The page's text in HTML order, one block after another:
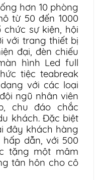
hơn 10 phòng
từ 50 đến 1000
sự kiện, hội
với trang thiết bị
đại, đèn chiếu
hình Led full
tiệc teabreak
với các loại
đội ngũ nhân viên
chu đáo chắc
khách. Đặc biệt
đây khách hàng
dẫn, với 500
tặng một mâm
tân hôn cho cô